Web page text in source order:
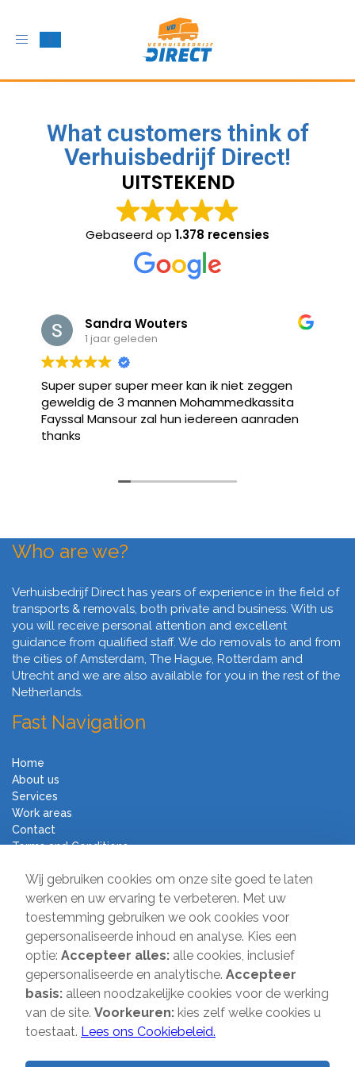
Wij gebruiken cookies om onze site goed te laten
werken en uw ervaring te verbeteren. Met uw
toestemming gebruiken we ook cookies voor
gepersonaliseerde inhoud en analyse. Kies een
optie: Accepteer alles: alle cookies, inclusief
gepersonaliseerde en analytische. Accepteer
basis: alleen noodzakelijke cookies voor de werking
van de site. Voorkeuren: kies zelf welke cookies u
toestaat. Lees ons Cookiebeleid.
Toggle
What customers think of
Verhuisbedrijf Direct!
UITSTEKEND
Gebaseerd op 1.378 recensies
Sandra Wouters
1 jaar geleden
Super super super meer kan ik niet zeggen
geweldig de 3 mannen Mohammedkassita
Fayssal Mansour zal hun iedereen aanraden
thanks
Who are we?
Verhuisbedrijf Direct has years of experience in the field of
transports & removals, both private and business. With us
you will receive personal attention and excellent
guidance from qualified staff. We do removals to and from
the cities of Amsterdam, The Hague, Rotterdam and
Utrecht and we are also available for you in the rest of the
Netherlands.
Fast Navigation
Home
About us
Services
Work areas
Contact
Terms and Conditions
Moving Company Direct
Sir Winston Churchilllaan 231
2282 JR Rijswijk
085-2013 070
info@verhuisbedrijfdirect.nl
bySMOOP